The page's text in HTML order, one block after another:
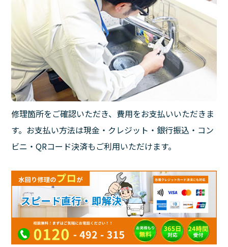
修理箇所をご確認いただき、費用をお支払いいただきま
す。お支払い方法は現金・クレジット・銀行振込・コン
ビニ・QRコード決済もご利用いただけます。